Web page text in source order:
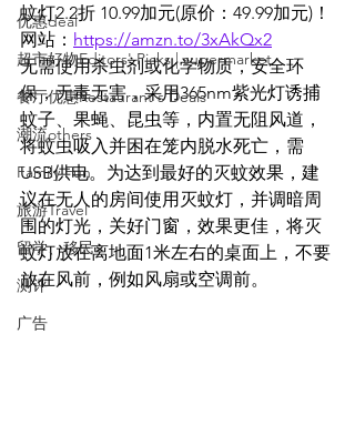
优惠deal
超市好物Editors' Picks | supermarket
餐厅优惠Restaurant's Deals
潮流others
Family Fun
旅游Travel
留学、移民
测评
广告
蚊灯2.2折 10.99加元(原价：49.99加元)！
网站： https://amzn.to/3xAkQx2
无需使用杀虫剂或化学物质，安全环
保，无毒无害，采用365nm紫光灯诱捕
蚊子、果蝇、昆虫等，内置无阻风道，
将蚊虫吸入并困在笼内脱水死亡，需
USB供电。为达到最好的灭蚊效果，建
议在无人的房间使用灭蚊灯，并调暗周
围的灯光，关好门窗，效果更佳，将灭
蚊灯放在离地面1米左右的桌面上，不要
放在风前，例如风扇或空调前。